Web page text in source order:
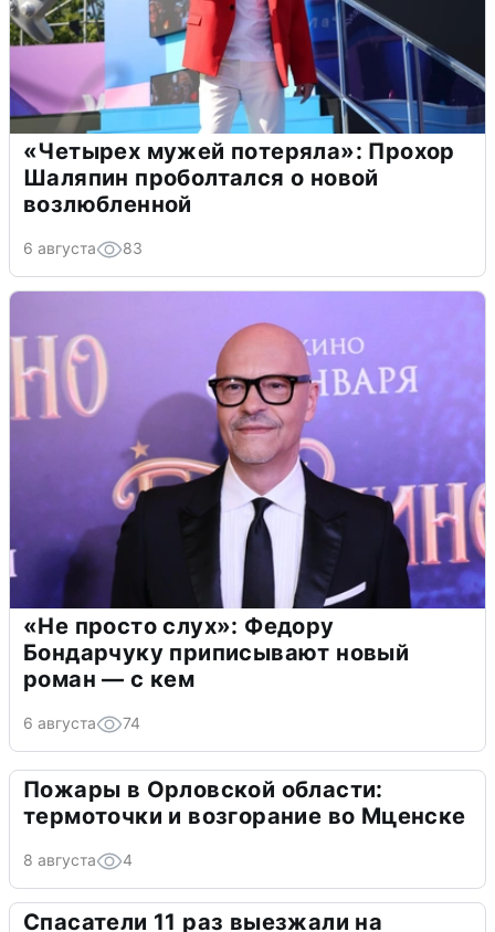
«Четырех мужей потеряла»: Прохор
Шаляпин проболтался о новой
возлюбленной
6 августа 83
«Не просто слух»: Федору
Бондарчуку приписывают новый
роман — с кем
6 августа 74
Пожары в Орловской области:
термоточки и возгорание во Мценске
8 августа 4
Спасатели 11 раз выезжали на